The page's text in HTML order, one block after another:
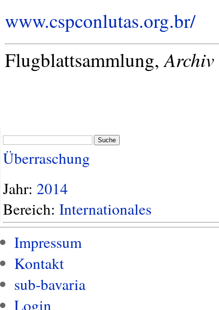
www.cspconlutas.org.br/
Flugblattsammlung,Archiv
Suche
Überraschung
Jahr: 2014
Bereich: Internationales
Impressum
Kontakt
sub-bavaria
Login